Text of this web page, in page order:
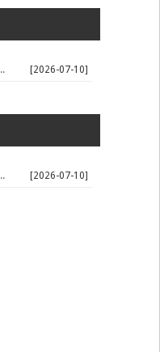
해외 진출 판... [2026-07-10]
해외 진출 판... [2026-07-10]